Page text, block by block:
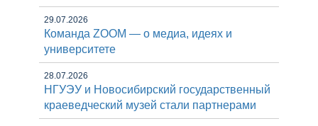
29.07.2026
Команда ZOOM — о медиа, идеях и
университете
28.07.2026
НГУЭУ и Новосибирский государственный
краеведческий музей стали партнерами